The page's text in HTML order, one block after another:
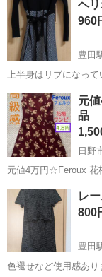
つ傷や汚れは見当たりません。 色違いあり。 数
ットにしまっていまし
ヘ
960
豊田
上半身はリブになって
東京 日野市
元
品
日野
元値4万円☆Feroux 花柄ワンピ ブ
4万円ほどで購入♪ フォーマルな場に似合う高級な生地感です☆ 背中の
東京 日野市
レ
800
豊田
色褪せなど使用感あります 生地がしっかりしていてシワに